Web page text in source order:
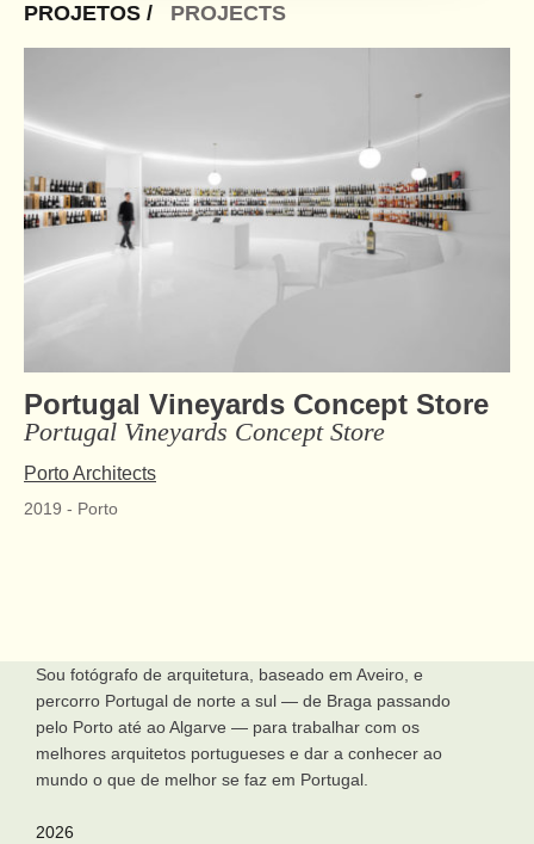
PROJETOS / PROJECTS
Portugal Vineyards Concept Store
Portugal Vineyards Concept Store
Porto Architects
2019 - Porto
Sou fotógrafo de arquitetura, baseado em Aveiro, e
percorro Portugal de norte a sul — de Braga passando
pelo Porto até ao Algarve — para trabalhar com os
melhores arquitetos portugueses e dar a conhecer ao
mundo o que de melhor se faz em Portugal.
2026